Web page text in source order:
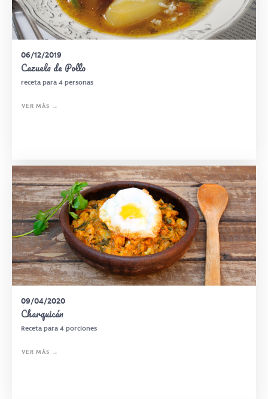
06/12/2019
Cazuela de Pollo
receta para 4 personas
VER MÁS →
09/04/2020
Charquicán
Receta para 4 porciones
VER MÁS →